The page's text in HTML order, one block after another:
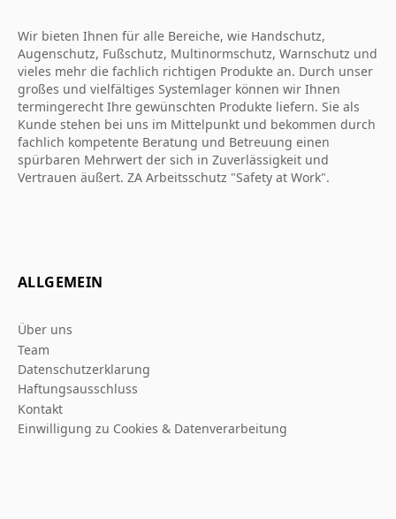
Wir bieten Ihnen für alle Bereiche, wie Handschutz,
Augenschutz, Fußschutz, Multinormschutz, Warnschutz und
vieles mehr die fachlich richtigen Produkte an. Durch unser
großes und vielfältiges Systemlager können wir Ihnen
termingerecht Ihre gewünschten Produkte liefern. Sie als
Kunde stehen bei uns im Mittelpunkt und bekommen durch
fachlich kompetente Beratung und Betreuung einen
spürbaren Mehrwert der sich in Zuverlässigkeit und
Vertrauen äußert. ZA Arbeitsschutz "Safety at Work".
ALLGEMEIN
Über uns
Team
Datenschutzerklarung
Haftungsausschluss
Kontakt
Einwilligung zu Cookies & Datenverarbeitung